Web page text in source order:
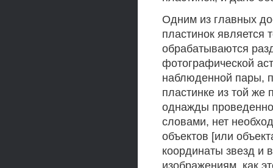
Одним из главных
пластинок является
обрабатываются
фотографической
наблюденной пары,
пластинке из той же
однажды
словами, нет
объектов [или
координаты звезд и
изображениям, как